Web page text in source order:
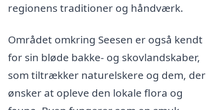
regionens traditioner og håndværk.
Området omkring Seesen er også kendt
for sin bløde bakke- og skovlandskaber,
som tiltrækker naturelskere og dem, der
ønsker at opleve den lokale flora og